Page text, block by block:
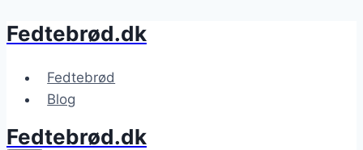
Fortsæt
indhold
Fedtebrød.dk
Fedtebrød
Blog
Fedtebrød.dk